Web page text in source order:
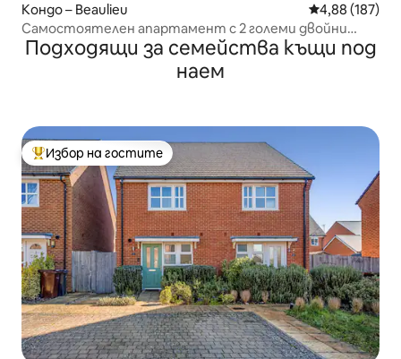
Кондо – Beaulieu Средна
4,88 (187)
Самостоятелен апартамент с 2 големи двойни
легла в 11 акра гориста местност
Подходящи за семейства къщи под
наем
Най-популярен избор на гостите
Избор на гостите